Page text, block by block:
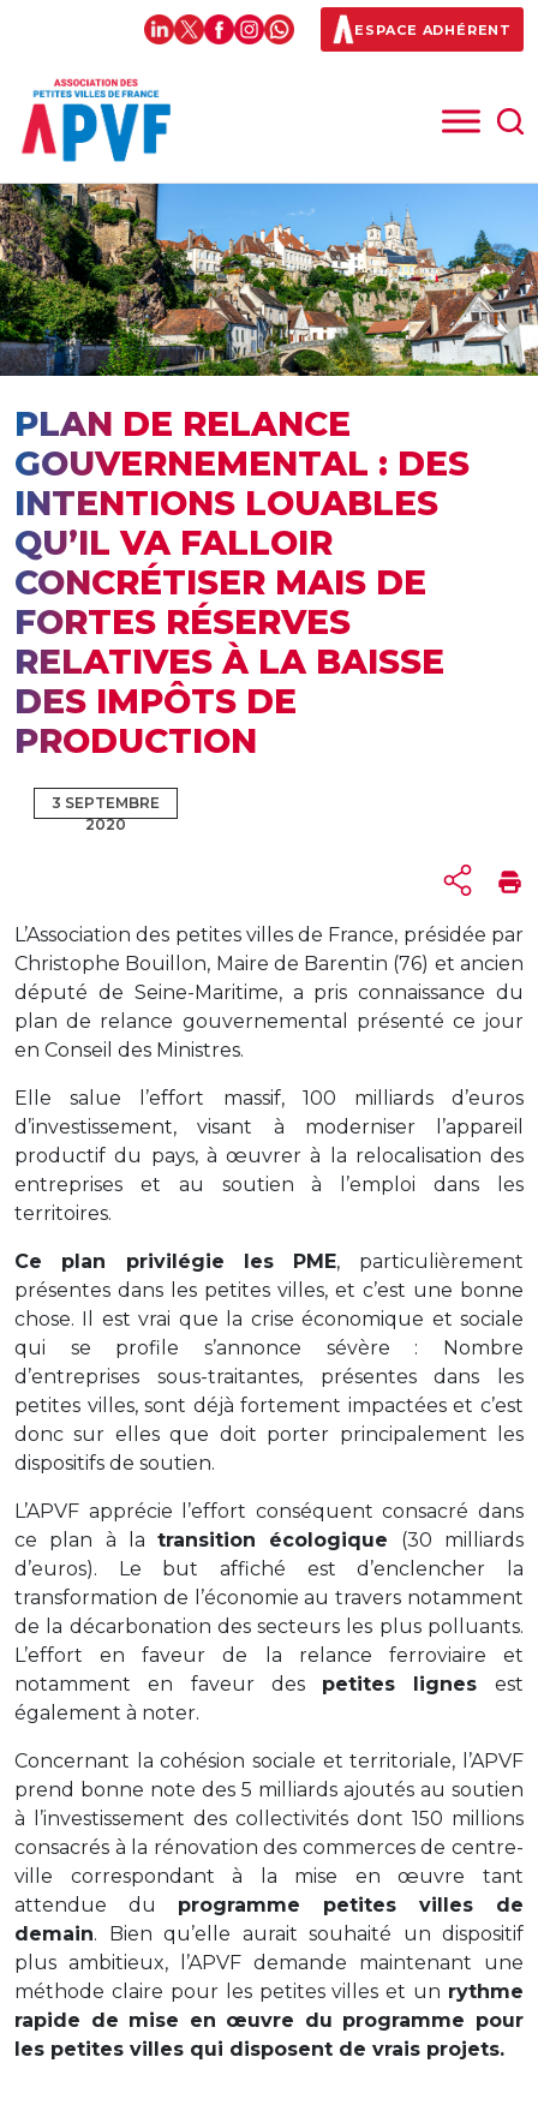
ESPACE ADHÉRENT
PLAN DE RELANCE
GOUVERNEMENTAL : DES
INTENTIONS LOUABLES
QU’IL VA FALLOIR
CONCRÉTISER MAIS DE
FORTES RÉSERVES
RELATIVES À LA BAISSE
DES IMPÔTS DE
PRODUCTION
3 SEPTEMBRE
2020
L’Association des petites villes de France, présidée par
Christophe Bouillon, Maire de Barentin (76) et ancien
député de Seine-Maritime, a pris connaissance du
plan de relance gouvernemental présenté ce jour
en Conseil des Ministres.
Elle salue l’effort massif, 100 milliards d’euros
d’investissement, visant à moderniser l’appareil
productif du pays, à œuvrer à la relocalisation des
entreprises et au soutien à l’emploi dans les
territoires.
Ce plan privilégie les PME, particulièrement
présentes dans les petites villes, et c’est une bonne
chose. Il est vrai que la crise économique et sociale
qui se profile s’annonce sévère : Nombre
d’entreprises sous-traitantes, présentes dans les
petites villes, sont déjà fortement impactées et c’est
donc sur elles que doit porter principalement les
dispositifs de soutien.
L’APVF apprécie l’effort conséquent consacré dans
ce plan à la transition écologique (30 milliards
d’euros). Le but affiché est d’enclencher la
transformation de l’économie au travers notamment
de la décarbonation des secteurs les plus polluants.
L’effort en faveur de la relance ferroviaire et
notamment en faveur des petites lignes est
également à noter.
Concernant la cohésion sociale et territoriale, l’APVF
prend bonne note des 5 milliards ajoutés au soutien
à l’investissement des collectivités dont 150 millions
consacrés à la rénovation des commerces de centre-
ville correspondant à la mise en œuvre tant
attendue du programme petites villes de
demain. Bien qu’elle aurait souhaité un dispositif
plus ambitieux, l’APVF demande maintenant une
méthode claire pour les petites villes et un rythme
rapide de mise en œuvre du programme pour
les petites villes qui disposent de vrais projets.